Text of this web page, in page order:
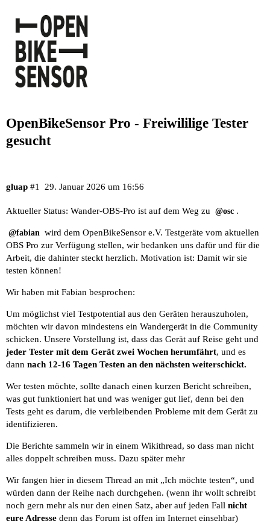
OpenBikeSensor Pro - Freiwililige Tester
gesucht
gluap 29. Januar 2026 um 16:56
#1
Aktueller Status: Wander-OBS-Pro ist auf dem Weg zu @osc .
@fabian wird dem OpenBikeSensor e.V. Testgeräte vom aktuellen
OBS Pro zur Verfügung stellen, wir bedanken uns dafür und für die
Arbeit, die dahinter steckt herzlich. Motivation ist: Damit wir sie
testen können!
Wir haben mit Fabian besprochen:
Um möglichst viel Testpotential aus den Geräten herauszuholen,
möchten wir davon mindestens ein Wandergerät in die Community
schicken. Unsere Vorstellung ist, dass das Gerät auf Reise geht und
jeder Tester mit dem Gerät zwei Wochen herumfährt, und es
dann nach 12-16 Tagen Testen an den nächsten weiterschickt.
Wer testen möchte, sollte danach einen kurzen Bericht schreiben,
was gut funktioniert hat und was weniger gut lief, denn bei den
Tests geht es darum, die verbleibenden Probleme mit dem Gerät zu
identifizieren.
Die Berichte sammeln wir in einem Wikithread, so dass man nicht
alles doppelt schreiben muss. Dazu später mehr
Wir fangen hier in diesem Thread an mit „Ich möchte testen“, und
würden dann der Reihe nach durchgehen. (wenn ihr wollt schreibt
noch gern mehr als nur den einen Satz, aber auf jeden Fall nicht
eure Adresse denn das Forum ist offen im Internet einsehbar)